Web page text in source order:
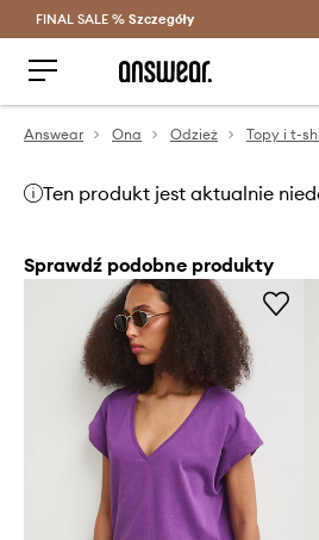
Oszczędzaj z Answear
FINAL SALE % Szczegóły
Answear Ona Odzież Topy i t-
Ten produkt jest aktualnie
Sprawdź podobne produkty